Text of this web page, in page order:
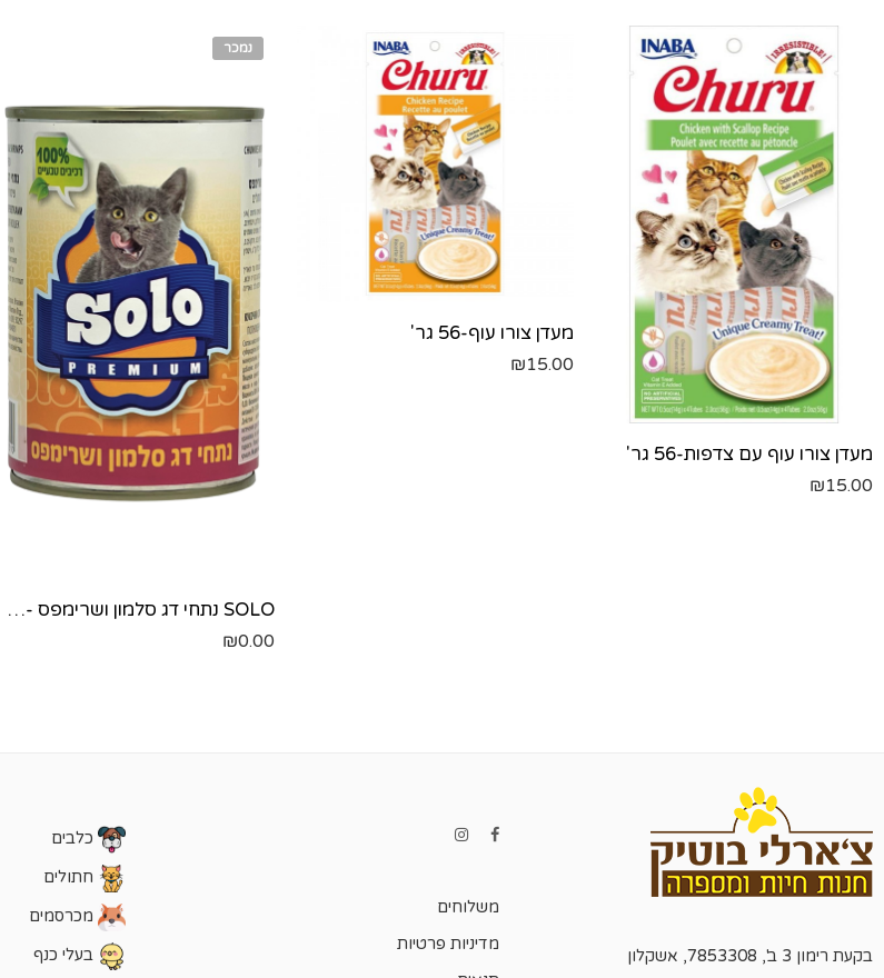
מעדן צורו עוף עם צדפות-56 גר'
₪15.00
מעדן צורו עוף-56 גר'
₪15.00
נמכר
SOLO נתחי דג סלמון ושרימפס -415 גר'
₪0.00
בקעת רימון 3 ב', 7853308, אשקלון
משלוחים
מדיניות פרטיות
כלבים
חתולים
מכרסמים
בעלי כנף